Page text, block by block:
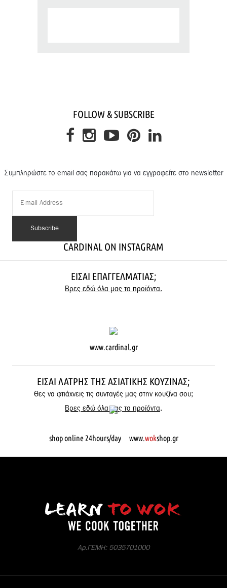
FOLLOW & SUBSCRIBE
Συμπληρώστε το email σας παρακάτω για να εγγραφείτε στο newsletter
CARDINAL ON INSTAGRAM
ΕΊΣΑΙ ΕΠΑΓΓΕΛΜΑΤΊΑΣ;
Βρες εδώ όλα μας τα προϊόντα.
www.cardinal.gr
ΕΊΣΑΙ ΛΆΤΡΗΣ ΤΗΣ ΑΣΙΑΤΙΚΉΣ ΚΟΥΖΊΝΑΣ;
Θες να φτιάχνεις τις συνταγές μας στην κουζίνα σου;
Βρες εδώ όλα μας τα προϊόντα.
shop online 24hours/day www.wokshop.gr
Αρ.ΓΕΜΗ: 5035701000